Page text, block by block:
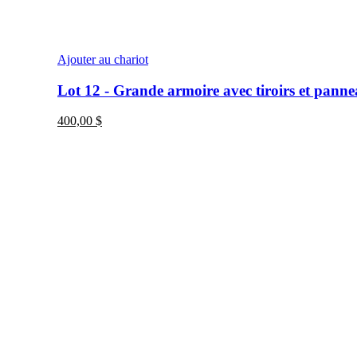
Ajouter au chariot
Lot 12 - Grande armoire avec tiroirs et
400,00 $